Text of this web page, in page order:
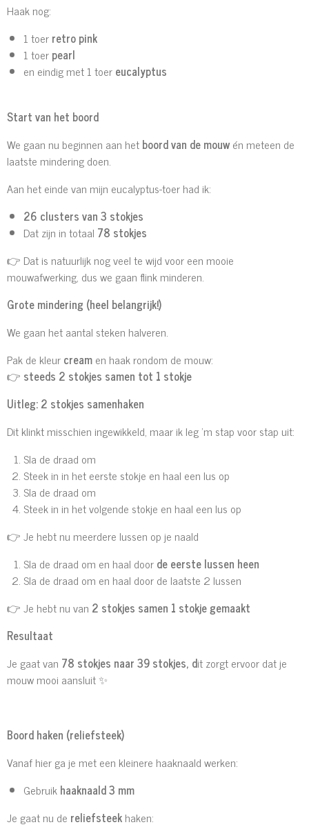
Haak nog:
1 toerretro pink
1 toerpearl
en eindig met 1 toereucalyptus
Start van het boord
We gaan nu beginnen aan hetboord van de mouwén meteen de
laatste mindering doen.
Aan het einde van mijn eucalyptus-toer had ik:
26 clusters van 3 stokjes
Dat zijn in totaal 78 stokjes
👉 Dat is natuurlijk nog veel te wijd voor een mooie
mouwafwerking, dus we gaan flink minderen.
Grote mindering (heel belangrijk!)
We gaan het aantal steken halveren.
Pak de kleurcreamen haak rondom de mouw:
👉 steeds 2 stokjes samen tot 1 stokje
Uitleg: 2 stokjes samenhaken
Dit klinkt misschien ingewikkeld, maar ik leg ’m stap voor stap uit:
Sla de draad om
Steek in in het eerste stokje en haal een lus op
Sla de draad om
Steek in in het volgende stokje en haal een lus op
👉 Je hebt nu meerdere lussen op je naald
Sla de draad om en haal doorde eerste lussen heen
Sla de draad om en haal door de laatste 2 lussen
👉 Je hebt nu van 2 stokjes samen 1 stokje gemaakt
Resultaat
Je gaat van 78 stokjes naar 39 stokjes, dit zorgt ervoor dat je
mouw mooi aansluit ✨
Boord haken (reliefsteek)
Vanaf hier ga je met een kleinere haaknaald werken:
Gebruikhaaknaald 3 mm
Je gaat nu de reliefsteekhaken: